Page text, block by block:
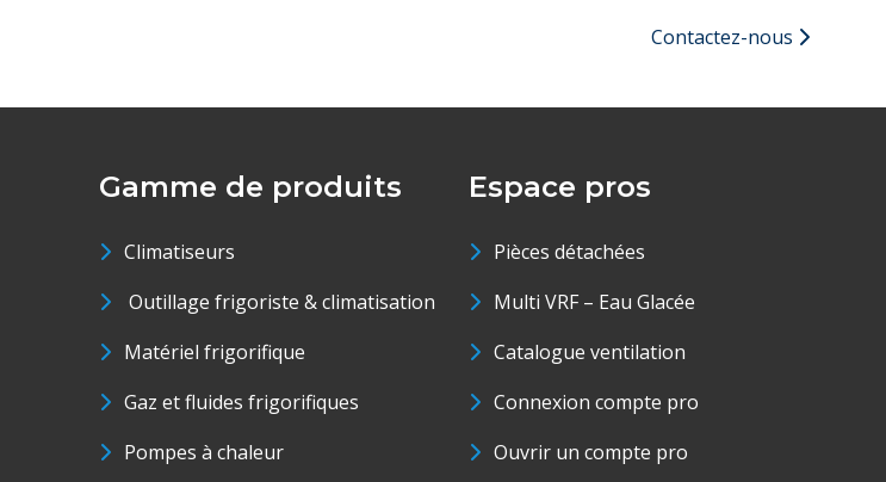
Contactez-nous
Gamme de produits
Climatiseurs
Outillage frigoriste & climatisation
Matériel frigorifique
Gaz et fluides frigorifiques
Pompes à chaleur
Espace pros
Pièces détachées
Multi VRF – Eau Glacée
Catalogue ventilation
Connexion compte pro
Ouvrir un compte pro